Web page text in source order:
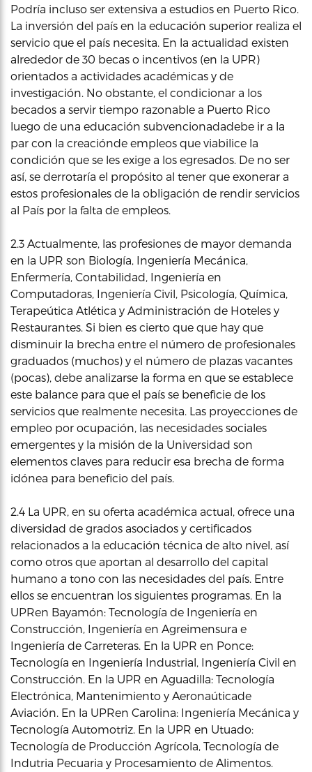
Podría incluso ser extensiva a estudios en Puerto Rico.
La inversión del país en la educación superior realiza el
servicio que el país necesita. En la actualidad existen
alrededor de 30 becas o incentivos (en la UPR)
orientados a actividades académicas y de
investigación. No obstante, el condicionar a los
becados a servir tiempo razonable a Puerto Rico
luego de una educación subvencionadadebe ir a la
par con la creaciónde empleos que viabilice la
condición que se les exige a los egresados. De no ser
así, se derrotaría el propósito al tener que exonerar a
estos profesionales de la obligación de rendir servicios
al País por la falta de empleos.
2.3 Actualmente, las profesiones de mayor demanda
en la UPR son Biología, Ingeniería Mecánica,
Enfermería, Contabilidad, Ingeniería en
Computadoras, Ingeniería Civil, Psicología, Química,
Terapeútica Atlética y Administración de Hoteles y
Restaurantes. Si bien es cierto que que hay que
disminuir la brecha entre el número de profesionales
graduados (muchos) y el número de plazas vacantes
(pocas), debe analizarse la forma en que se establece
este balance para que el país se beneficie de los
servicios que realmente necesita. Las proyecciones de
empleo por ocupación, las necesidades sociales
emergentes y la misión de la Universidad son
elementos claves para reducir esa brecha de forma
idónea para beneficio del país.
2.4 La UPR, en su oferta académica actual, ofrece una
diversidad de grados asociados y certificados
relacionados a la educación técnica de alto nivel, así
como otros que aportan al desarrollo del capital
humano a tono con las necesidades del país. Entre
ellos se encuentran los siguientes programas. En la
UPRen Bayamón: Tecnología de Ingeniería en
Construcción, Ingeniería en Agreimensura e
Ingeniería de Carreteras. En la UPR en Ponce:
Tecnología en Ingeniería Industrial, Ingeniería Civil en
Construcción. En la UPR en Aguadilla: Tecnología
Electrónica, Mantenimiento y Aeronaúticade
Aviación. En la UPRen Carolina: Ingeniería Mecánica y
Tecnología Automotriz. En la UPR en Utuado:
Tecnología de Producción Agrícola, Tecnología de
Indutria Pecuaria y Procesamiento de Alimentos.